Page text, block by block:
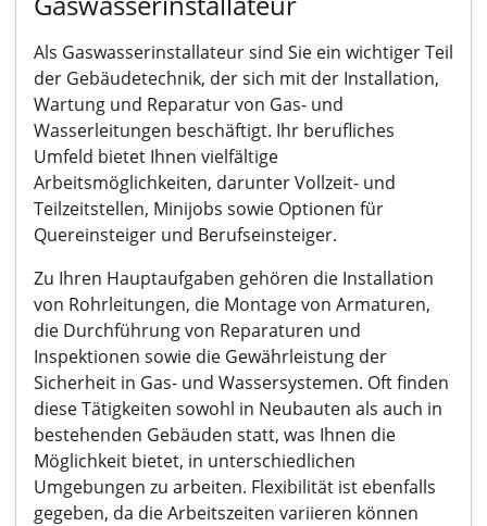
Als Gaswasserinstallateur sind Sie ein wichtiger Teil
der Gebäudetechnik, der sich mit der Installation,
Wartung und Reparatur von Gas- und
Wasserleitungen beschäftigt. Ihr berufliches
Umfeld bietet Ihnen vielfältige
Arbeitsmöglichkeiten, darunter Vollzeit- und
Teilzeitstellen, Minijobs sowie Optionen für
Quereinsteiger und Berufseinsteiger.
Zu Ihren Hauptaufgaben gehören die Installation
von Rohrleitungen, die Montage von Armaturen,
die Durchführung von Reparaturen und
Inspektionen sowie die Gewährleistung der
Sicherheit in Gas- und Wassersystemen. Oft finden
diese Tätigkeiten sowohl in Neubauten als auch in
bestehenden Gebäuden statt, was Ihnen die
Möglichkeit bietet, in unterschiedlichen
Umgebungen zu arbeiten. Flexibilität ist ebenfalls
gegeben, da die Arbeitszeiten variieren können